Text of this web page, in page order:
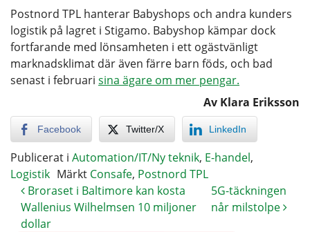
Postnord TPL hanterar Babyshops och andra kunders
logistik på lagret i Stigamo. Babyshop kämpar dock
fortfarande med lönsamheten i ett ogästvänligt
marknadsklimat där även färre barn föds, och bad
senast i februari sina ägare om mer pengar.
Av Klara Eriksson
Facebook Twitter/X LinkedIn
Publicerat i Automation/IT/Ny teknik, E-handel,
Logistik Märkt Consafe, Postnord TPL
Broraset i Baltimore kan kosta
Wallenius Wilhelmsen 10 miljoner
dollar
5G-täckningen
når milstolpe